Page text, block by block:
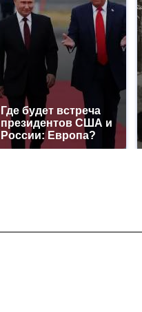
Где будет встреча
президентов США и
России: Европа?